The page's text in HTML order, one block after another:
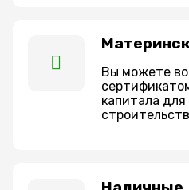
Вы можете
капитала